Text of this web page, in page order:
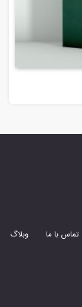
تماس با ما وبلاگ